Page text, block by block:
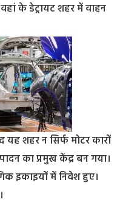
के डेट्रायट शहर में वाहन
शहर न सिर्फ मोटर कारों
का प्रमुख केंद्र बन गया।
इकाइयों में निवेश हुए।